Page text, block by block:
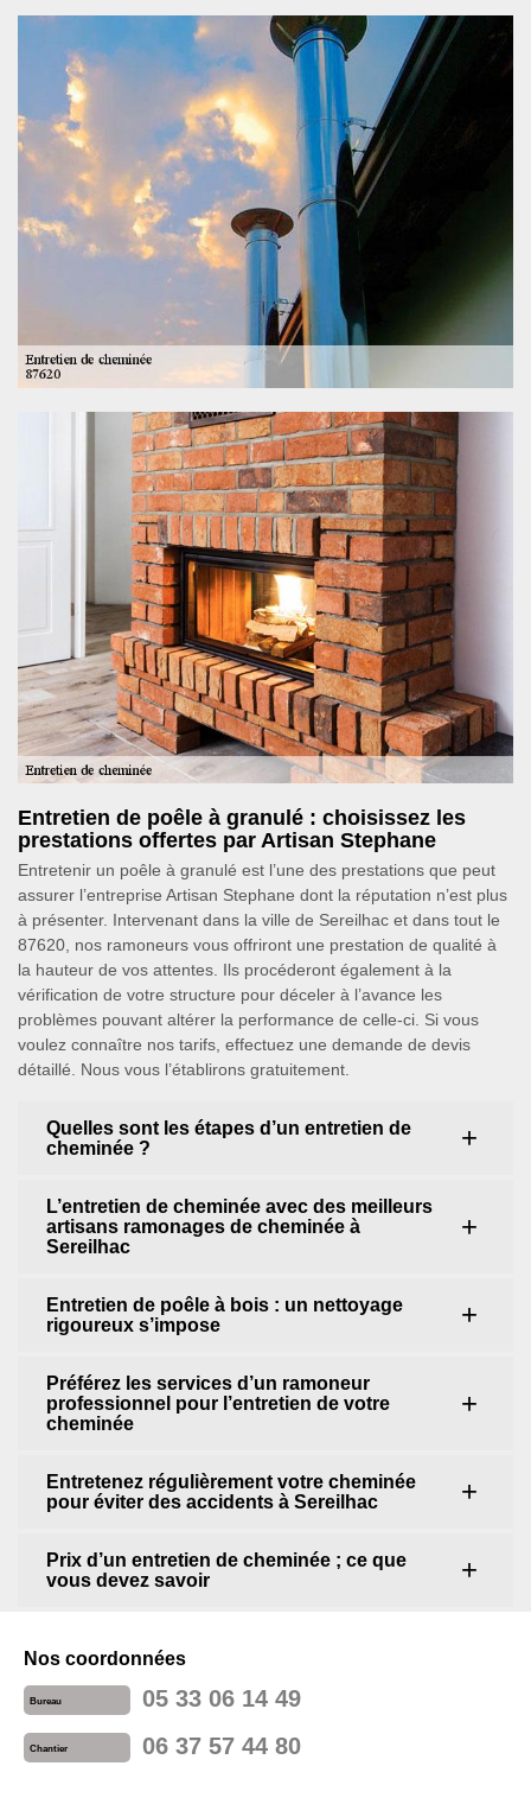
Entretien de poêle à granulé : choisissez les
prestations offertes par Artisan Stephane
Entretenir un poêle à granulé est l’une des prestations que peut
assurer l’entreprise Artisan Stephane dont la réputation n’est plus
à présenter. Intervenant dans la ville de Sereilhac et dans tout le
87620, nos ramoneurs vous offriront une prestation de qualité à
la hauteur de vos attentes. Ils procéderont également à la
vérification de votre structure pour déceler à l’avance les
problèmes pouvant altérer la performance de celle-ci. Si vous
voulez connaître nos tarifs, effectuez une demande de devis
détaillé. Nous vous l’établirons gratuitement.
Quelles sont les étapes d’un entretien de
cheminée ?
L’entretien de cheminée avec des meilleurs
artisans ramonages de cheminée à
Sereilhac
Entretien de poêle à bois : un nettoyage
rigoureux s’impose
Préférez les services d’un ramoneur
professionnel pour l’entretien de votre
cheminée
Entretenez régulièrement votre cheminée
pour éviter des accidents à Sereilhac
Prix d’un entretien de cheminée ; ce que
vous devez savoir
Nos coordonnées
Bureau 05 33 06 14 49
Chantier 06 37 57 44 80